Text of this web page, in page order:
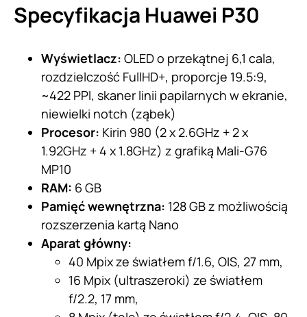
Specyfikacja Huawei P30
Wyświetlacz: OLED o przekątnej 6,1 cala,
rozdzielczość FullHD+, proporcje 19.5:9,
~422 PPI, skaner linii papilarnych w ekranie,
niewielki notch (ząbek)
Procesor: Kirin 980 (2 x 2.6GHz + 2 x
1.92GHz + 4 x 1.8GHz) z grafiką Mali-G76
MP10
RAM: 6 GB
Pamięć wewnętrzna: 128 GB z możliwością
rozszerzenia kartą Nano
Aparat główny:
40 Mpix ze światłem f/1.6, OIS, 27 mm,
16 Mpix (ultraszeroki) ze światłem
f/2.2, 17 mm,